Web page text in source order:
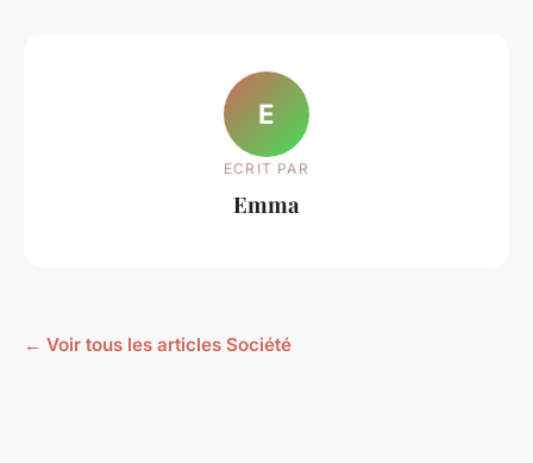
E
ECRIT PAR
Emma
← Voir tous les articles Société